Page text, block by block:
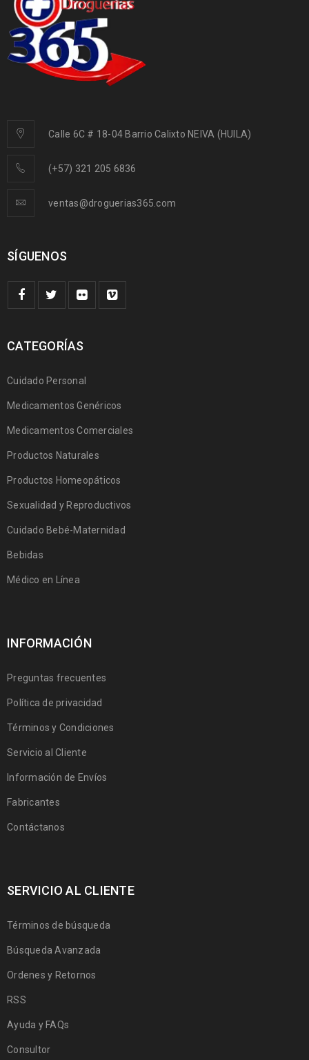
Calle 6C # 18-04 Barrio Calixto NEIVA (HUILA)
(+57) 321 205 6836
ventas@droguerias365.com
SÍGUENOS
CATEGORÍAS
Cuidado Personal
Medicamentos Genéricos
Medicamentos Comerciales
Productos Naturales
Productos Homeopáticos
Sexualidad y Reproductivos
Cuidado Bebé-Maternidad
Bebidas
Médico en Línea
INFORMACIÓN
Preguntas frecuentes
Política de privacidad
Términos y Condiciones
Servicio al Cliente
Información de Envíos
Fabricantes
Contáctanos
SERVICIO AL CLIENTE
Términos de búsqueda
Búsqueda Avanzada
Ordenes y Retornos
RSS
Ayuda y FAQs
Consultor